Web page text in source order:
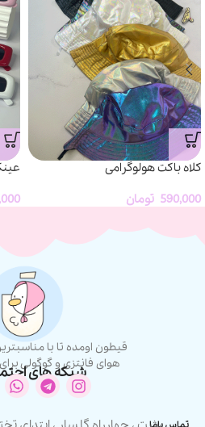
کلاه باکت هولوگرامی
590,000 تومان
قیطون اومده تا با
هوای فانتزی و گوگولی
شبکه های